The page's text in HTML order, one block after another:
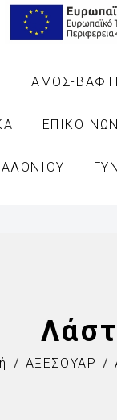
ΓΑΜΟΣ-
ΑΞΕΣΟΥΑΡ